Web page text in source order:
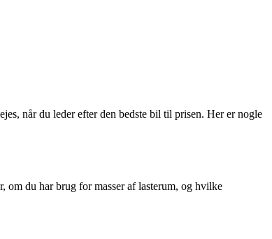
når du leder efter den bedste bil til prisen. Her er nogle
om du har brug for masser af lasterum, og hvilke